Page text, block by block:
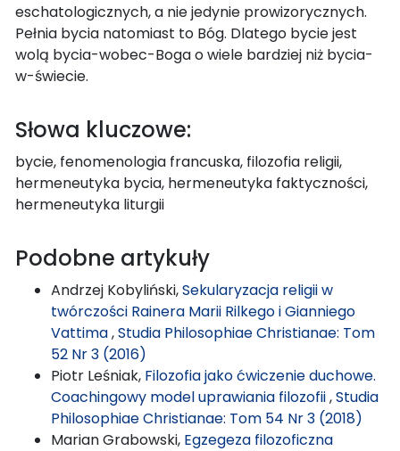
eschatologicznych, a nie jedynie prowizorycznych.
Pełnia bycia natomiast to Bóg. Dlatego bycie jest
wolą bycia-wobec-Boga o wiele bardziej niż bycia-
w-świecie.
Słowa kluczowe:
bycie, fenomenologia francuska, filozofia religii,
hermeneutyka bycia, hermeneutyka faktyczności,
hermeneutyka liturgii
Podobne artykuły
Andrzej Kobyliński,Sekularyzacja religii w
twórczości Rainera Marii Rilkego i Gianniego
Vattima,Studia Philosophiae Christianae: Tom
52 Nr 3 (2016)
Piotr Leśniak, Filozofia jako ćwiczenie duchowe.
Coachingowy model uprawiania filozofii,Studia
Philosophiae Christianae: Tom 54 Nr 3 (2018)
Marian Grabowski, Egzegeza filozoficzna